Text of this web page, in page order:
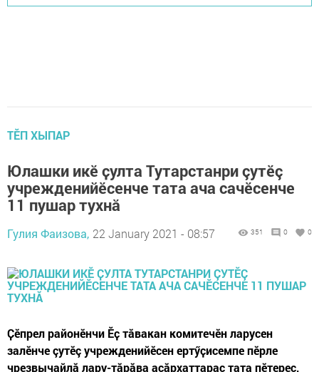
ТӖП ХЫПАР
Юлашки икӗ ҫулта Тутарстанри çутӗç
учрежденийӗсенче тата ача сачӗсенче
11 пушар тухнă
Гулия Фаизова, 22 January 2021 - 08:57 351 0 0
Ҫӗпрел районӗнчи Ӗҫ тӑвакан комитечӗн ларусен
залӗнче çутӗç учрежденийӗсен ертӳҫисемпе пӗрле
чрезвычайлӑ лару-тӑрӑва асӑрхаттарас тата пӗтерес,